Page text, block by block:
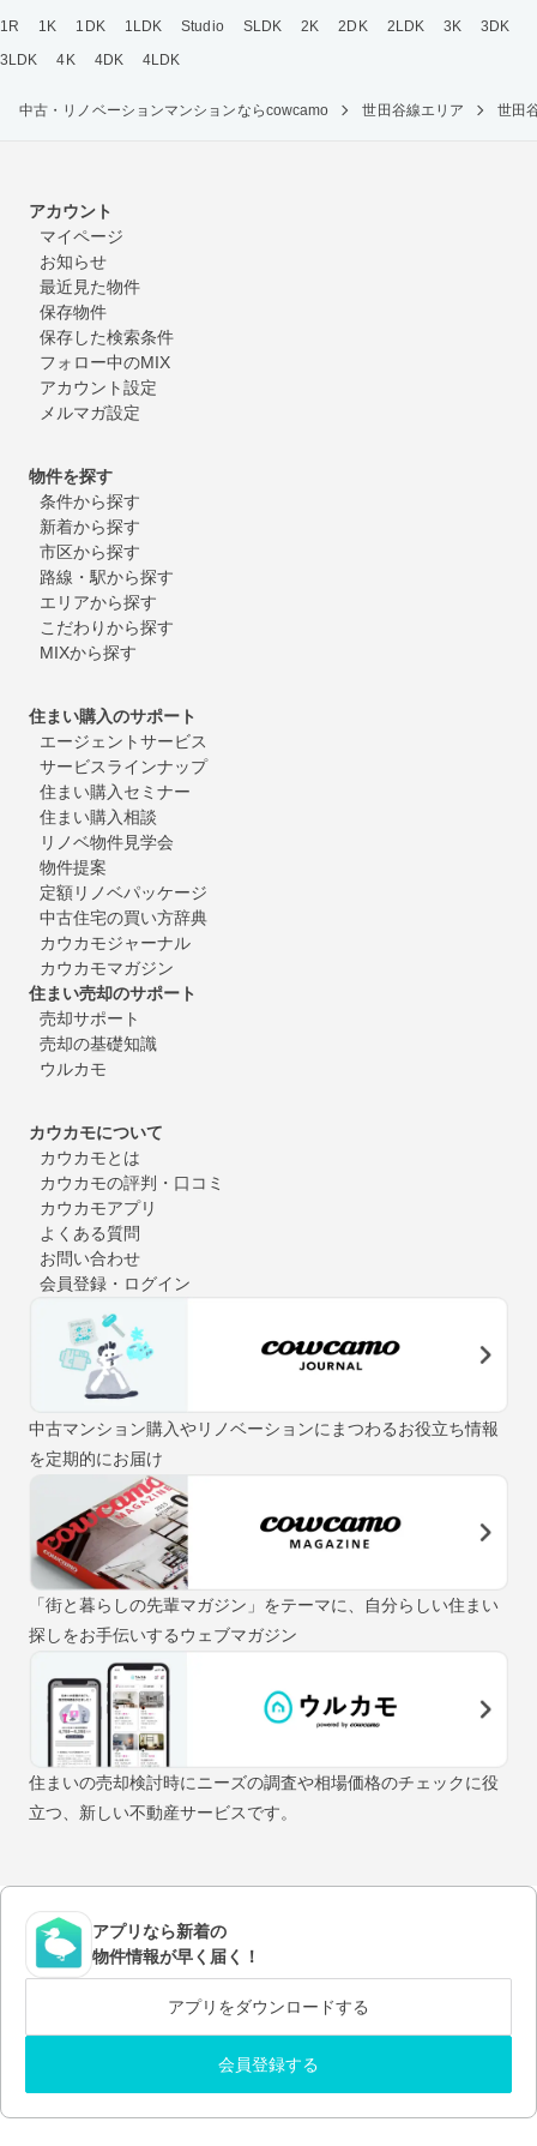
1R 1K 1DK 1LDK Studio SLDK 2K 2DK 2LDK 3K
3DK
3LDK
4K 4DK 4LDK
中古・リノベーションマンションならcowcamo 世田谷線エリア 世田
アカウント
マイページ
お知らせ
最近見た物件
保存物件
保存した検索条件
フォロー中のMIX
アカウント設定
メルマガ設定
物件を探す
条件から探す
新着から探す
市区から探す
路線・駅から探す
エリアから探す
こだわりから探す
MIXから探す
住まい購入のサポート
エージェントサービス
サービスラインナップ
住まい購入セミナー
住まい購入相談
リノベ物件見学会
物件提案
定額リノベパッケージ
中古住宅の買い方辞典
カウカモジャーナル
カウカモマガジン
住まい売却のサポート
売却サポート
売却の基礎知識
ウルカモ
カウカモについて
カウカモとは
カウカモの評判・口コミ
カウカモアプリ
よくある質問
お問い合わせ
会員登録・ログイン
中古マンション購入やリノベーションにまつわるお役立ち情報
を定期的にお届け
「街と暮らしの先輩マガジン」をテーマに、自分らしい住まい
探しをお手伝いするウェブマガジン
住まいの売却検討時にニーズの調査や相場価格のチェックに役
立つ、新しい不動産サービスです。
アプリなら新着の
物件情報が早く届く！
アプリをダウンロードする
会員登録する